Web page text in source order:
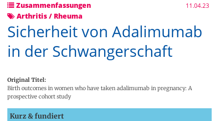
Zusammenfassungen 11.04.23
Arthritis / Rheuma
Sicherheit von Adalimumab
in der Schwangerschaft
Original Titel:
Birth outcomes in women who have taken adalimumab in pregnancy: A
prospective cohort study
Kurz & fundiert